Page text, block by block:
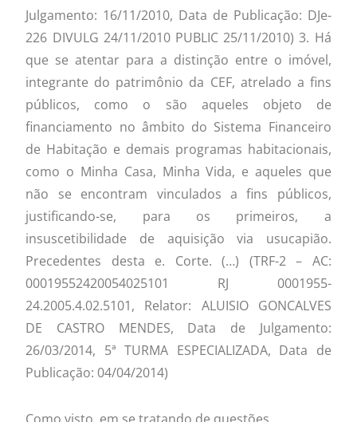
Julgamento: 16/11/2010, Data de Publicação: DJe-
226 DIVULG 24/11/2010 PUBLIC 25/11/2010) 3. Há
que se atentar para a distinção entre o imóvel,
integrante do patrimônio da CEF, atrelado a fins
públicos, como o são aqueles objeto de
financiamento no âmbito do Sistema Financeiro
de Habitação e demais programas habitacionais,
como o Minha Casa, Minha Vida, e aqueles que
não se encontram vinculados a fins públicos,
justificando-se, para os primeiros, a
insuscetibilidade de aquisição via usucapião.
Precedentes desta e. Corte. (…) (TRF-2 – AC:
00019552420054025101 RJ 0001955-
24.2005.4.02.5101, Relator: ALUISIO GONCALVES
DE CASTRO MENDES, Data de Julgamento:
26/03/2014, 5ª TURMA ESPECIALIZADA, Data de
Publicação: 04/04/2014)